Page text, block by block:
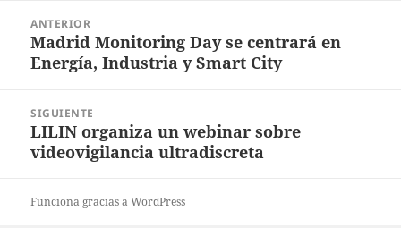
entradas
ANTERIOR
Entrada
anterior:
Madrid Monitoring Day se centrará en
Energía, Industria y Smart City
SIGUIENTE
Entrada
siguiente:
LILIN organiza un webinar sobre
videovigilancia ultradiscreta
Funciona gracias a WordPress